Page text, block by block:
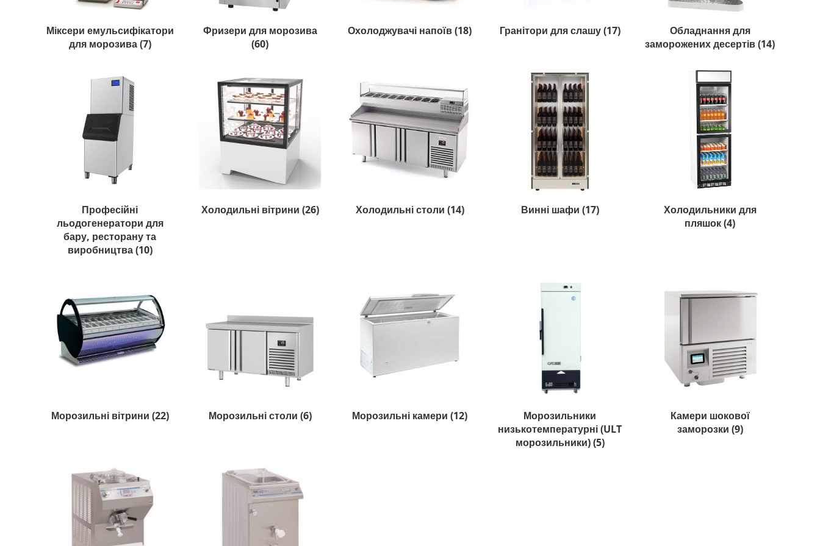
Міксери емульсифікатори
для морозива(7)
Фризери для морозива
(60)
Охолоджувачі напоїв(18) Гранітори для слашу(17)
Обладнання для
заморожених десертів(14)
Професійні
льодогенератори для
бару, ресторану та
виробництва(10)
Холодильні вітрини (26) Холодильні столи (14) Винні шафи (17)
Холодильники для
пляшок(4)
Морозильні вітрини (22) Морозильні столи (6) Морозильні камери(12)
Морозильники
низькотемпературні (ULT
морозильники)(5)
Камери шокової
заморозки (9)